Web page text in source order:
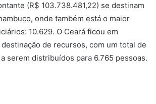
(R$ 103.738.481,22) se destinam
onde também está o maior
10.629. O Ceará ficou em
de recursos, com um total de
serem distribuídos para 6.765 pessoas.